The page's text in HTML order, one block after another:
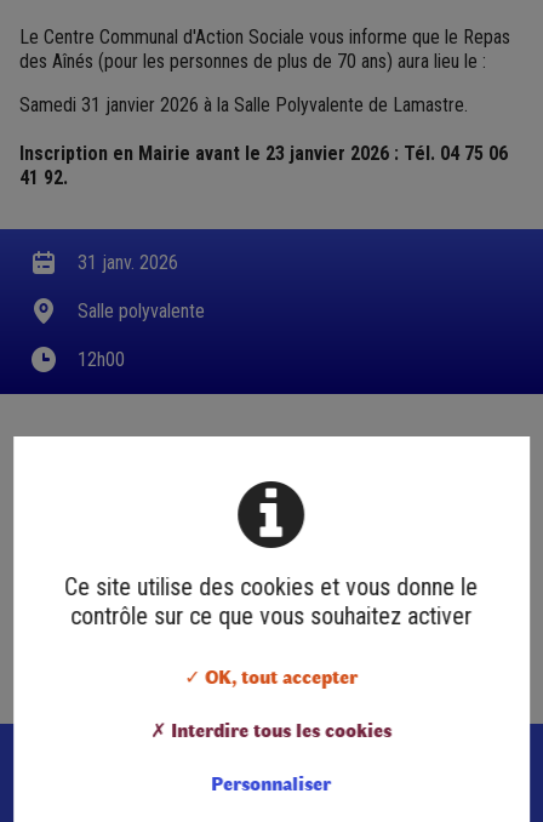
Le Centre Communal d'Action Sociale vous informe que le Repas
des Aînés (pour les personnes de plus de 70 ans) aura lieu le :
Samedi 31 janvier 2026 à la Salle Polyvalente de Lamastre.
Inscription en Mairie avant le 23 janvier 2026 : Tél. 04 75 06
41 92.
31 janv. 2026
Salle polyvalente
12h00
Retour
Ce site utilise des cookies et vous donne le
contrôle sur ce que vous souhaitez activer
✓ OK, tout accepter
✗ Interdire tous les cookies
Personnaliser